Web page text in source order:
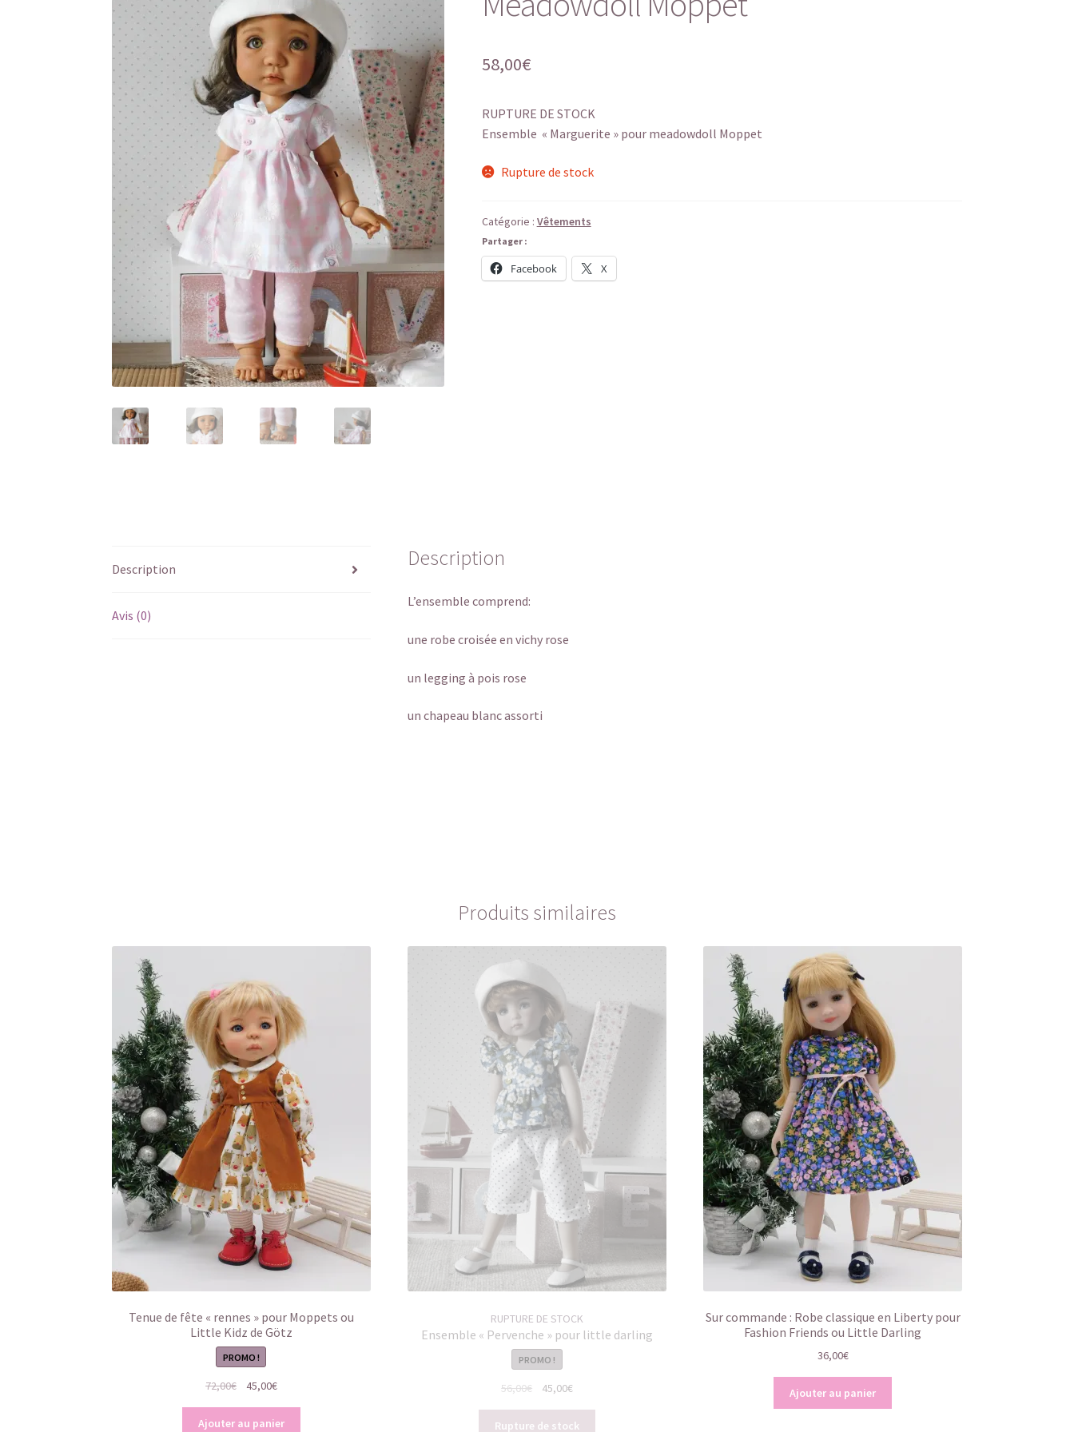
58,00€
RUPTURE DE STOCK
Ensemble « Marguerite » pour meadowdoll Moppet
Rupture de stock
Catégorie : Vêtements
Partager :
Facebook X
Description
Avis (0)
Description
L’ensemble comprend:
une robe croisée en vichy rose
un legging à pois rose
un chapeau blanc assorti
Produits similaires
Tenue de fête « rennes » pour Moppets ou
Little Kidz de Götz
PROMO !
72,00€
Le
initial
45,00€Le
actuel
Ajouter au panier
RUPTURE DE STOCK
Ensemble « Pervenche » pour little darling
PROMO !
56,00€
Le
initial
45,00€Le
actuel
Rupture de stock
Sur commande : Robe classique en Liberty pour
Fashion Friends ou Little Darling
36,00€
Ajouter au panier